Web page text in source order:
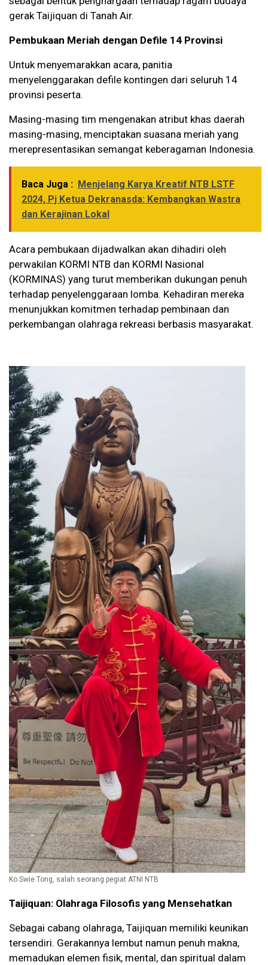
gerak Taijiquan di Tanah Air.
Pembukaan Meriah dengan Defile 14 Provinsi
Untuk menyemarakkan acara, panitia
menyelenggarakan defile kontingen dari seluruh 14
provinsi peserta.
Masing-masing tim mengenakan atribut khas daerah
masing-masing, menciptakan suasana meriah yang
merepresentasikan semangat keberagaman Indonesia.
Baca Juga : Menjelang Karya Kreatif NTB LSTF
2024, Pj Ketua Dekranasda: Kembangkan Wastra
dan Kerajinan Lokal
Acara pembukaan dijadwalkan akan dihadiri oleh
perwakilan KORMI NTB dan KORMI Nasional
(KORMINAS) yang turut memberikan dukungan penuh
terhadap penyelenggaraan lomba. Kehadiran mereka
menunjukkan komitmen terhadap pembinaan dan
perkembangan olahraga rekreasi berbasis masyarakat.
Ko Swie Tong, salah seorang pegiat ATNI NTB
Taijiquan: Olahraga Filosofis yang Mensehatkan
Sebagai cabang olahraga, Taijiquan memiliki keunikan
tersendiri. Gerakannya lembut namun penuh makna,
memadukan elemen fisik, mental, dan spiritual dalam